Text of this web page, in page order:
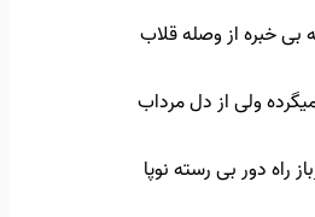
بی خبره از وصله قلاب
ولی از دل مرداب
راه دور بی رسته نوپا